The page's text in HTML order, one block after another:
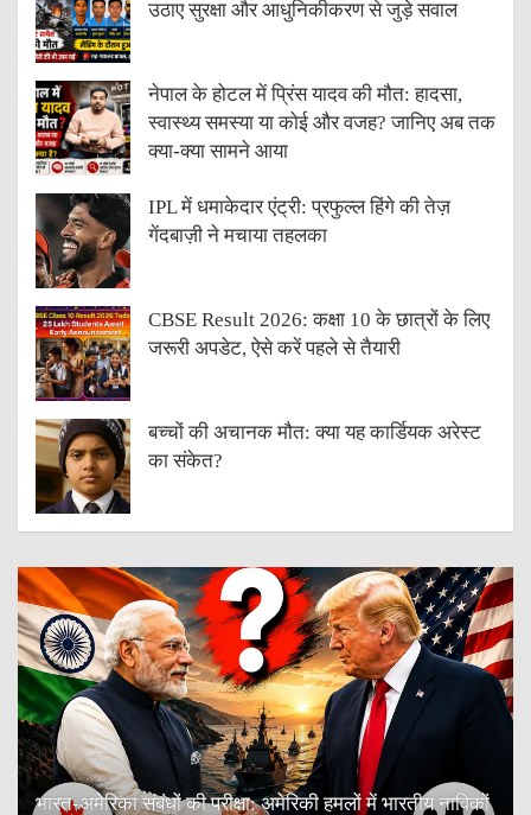
उठाए सुरक्षा और आधुनिकीकरण से जुड़े सवाल
नेपाल के होटल में प्रिंस यादव की मौत: हादसा,
स्वास्थ्य समस्या या कोई और वजह? जानिए अब तक
क्या-क्या सामने आया
IPL में धमाकेदार एंट्री: प्रफुल्ल हिंगे की तेज़
गेंदबाज़ी ने मचाया तहलका
CBSE Result 2026: कक्षा 10 के छात्रों के लिए
जरूरी अपडेट, ऐसे करें पहले से तैयारी
बच्चों की अचानक मौत: क्या यह कार्डियक अरेस्ट
का संकेत?
भारत-अमेरिका संबंधों की परीक्षा: अमेरिकी हमलों में भारतीय नाविकों